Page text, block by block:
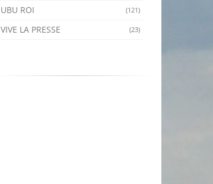
(121)
UBU ROI
(23)
VIVE LA PRESSE